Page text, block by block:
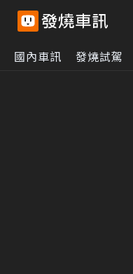
國內車訊 發燒試駕